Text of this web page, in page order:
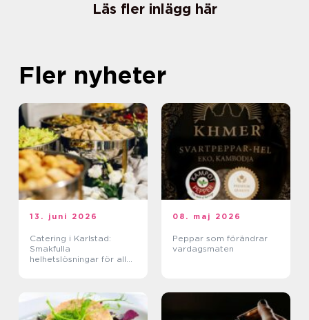
Läs fler inlägg här
Fler nyheter
13. juni 2026
Catering i Karlstad:
Smakfulla
helhetslösningar för alla
08. maj 2026
Peppar som förändrar
vardagsmaten